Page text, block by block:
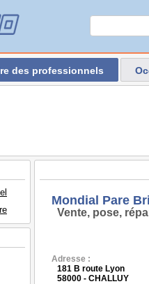
des professionnels
Mondial Pare
Vente, pose,
Adresse :
181 B route Lyon
58000 - CHALLUY